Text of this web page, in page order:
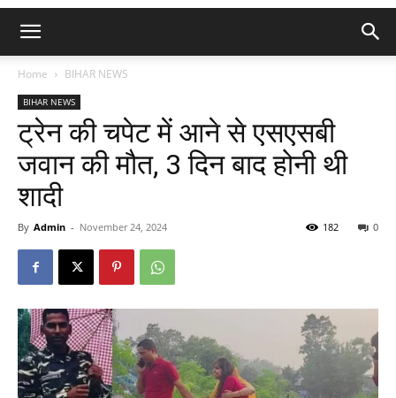
Home BIHAR NEWS
BIHAR NEWS
ट्रेन की चपेट में आने से एसएसबी
जवान की मौत, 3 दिन बाद होनी थी
शादी
By Admin - November 24, 2024 0
182